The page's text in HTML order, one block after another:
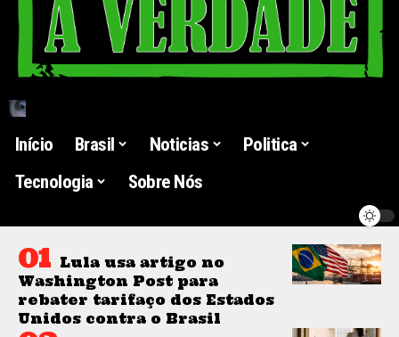
Início Brasil Noticias
Politica
Tecnologia
Sobre Nós
Lula usa artigo no
Washington Post para
rebater tarifaço dos Estados
Unidos contra o Brasil